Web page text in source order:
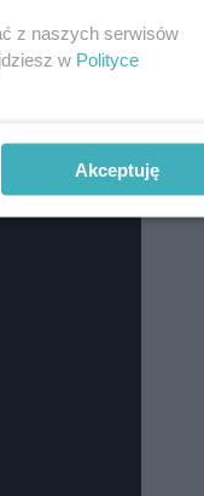
do lutego.
z naszych serwisów
w Polityce
Akceptuję